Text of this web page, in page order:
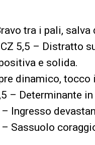
tra i pali,
5,5 – Distratto
e solida.
dinamico,
– Determinante
Ingresso
– Sassuolo